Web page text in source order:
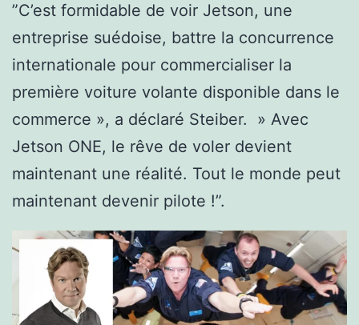
”C’est formidable de voir Jetson, une
entreprise suédoise, battre la concurrence
internationale pour commercialiser la
première voiture volante disponible dans le
commerce », a déclaré Steiber. » Avec
Jetson ONE, le rêve de voler devient
maintenant une réalité. Tout le monde peut
maintenant devenir pilote !”.